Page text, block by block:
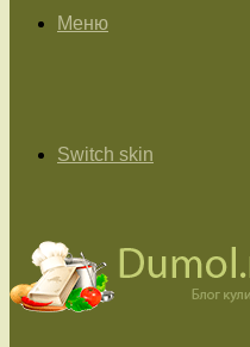
Меню
Switch skin